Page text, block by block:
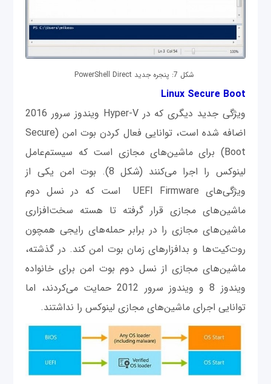
شکل 7: پنجره جدید PowerShell Direct
Linux Secure Boot
ویژگی جدید دیگری که در Hyper-V ویندوز سرور 2016
اضافه شده است، توانایی فعال کردن بوت امن (Secure
Boot) برای ماشین‌های مجازی است که سیستم‌عامل
لینوکس را اجرا می‌کنند (شکل 8). بوت امن یکی از
ویژگی‌های UEFI Firmware است که در نسل دوم
ماشین‌های مجازی قرار گرفته تا هسته سخت‌افزاری
ماشین‌های مجازی را در برابر حمله‌های رایجی همچون
روت‌کیت‌ها و بدافزارهای زمان بوت امن کند. در گذشته،
ماشین‌های مجازی از نسل دوم بوت امن برای خانواده
ویندوز 8 و ویندوز سرور 2012 حمایت می‌کردند، اما
توانایی اجرای ماشین‌های مجازی لینوکس را نداشتند.